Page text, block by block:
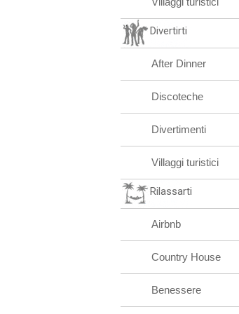
Divertirti
After Dinner
Discoteche
Divertimenti
Villaggi turistici
Rilassarti
Airbnb
Country House
Benessere